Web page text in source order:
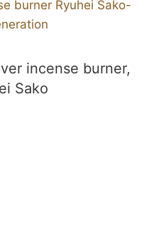
incense burner,
Sako